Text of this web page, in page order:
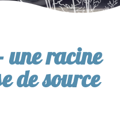
une racine
de source